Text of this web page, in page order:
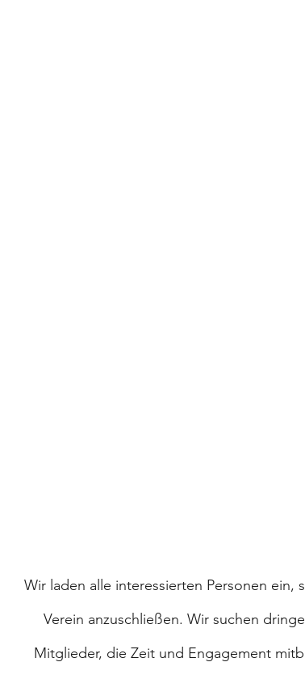
Wir laden alle interessierten Personen ein,
Verein anzuschließen. Wir suchen
Mitglieder, die Zeit und Engagement